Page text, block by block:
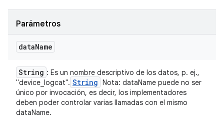
Parámetros
dataName
String : Es un nombre descriptivo de los datos, p. ej.,
"device_logcat". String Nota: dataName puede no ser
único por invocación, es decir, los implementadores
deben poder controlar varias llamadas con el mismo
dataName.